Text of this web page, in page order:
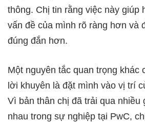
thông. Chị tin rằng việc này giúp
vấn đề của mình rõ ràng hơn và
đúng đắn hơn.
Một nguyên tắc quan trọng khác
lời khuyên là đặt mình vào vị trí
Vì bản thân chị đã trải qua nhiều
nhau trong sự nghiệp tại PwC,